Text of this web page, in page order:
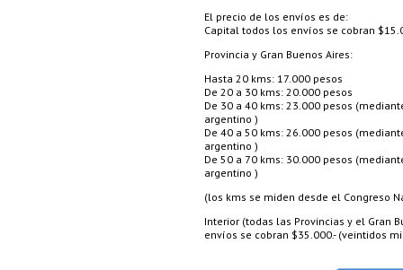
El precio de los envíos es de:
Capital todos los envíos se cobran
Provincia y Gran Buenos Aires:
Hasta 20 kms: 17.000 pesos
De 20 a 30 kms: 20.000 pesos
De 30 a 40 kms: 23.000 pesos
argentino )
De 40 a 50 kms: 26.000 pesos
argentino )
De 50 a 70 kms: 30.000 pesos
argentino )
(los kms se miden desde el Congreso
Interior (todas las Provincias y el Gran
envíos se cobran $35.000.- (veintidos